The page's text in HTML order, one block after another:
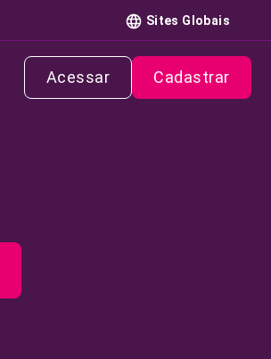
Sites Globais
Acessar Cadastrar